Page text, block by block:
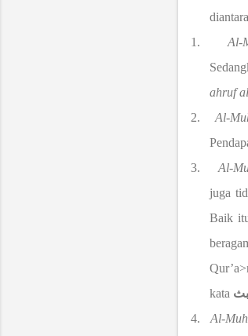
1.
Al-
ahruf
2.
Al-
3.
Al-
juga
Baik
kata
4.
Al-